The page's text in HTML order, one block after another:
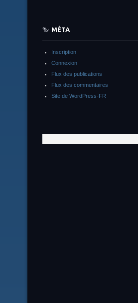
MÉTA
Inscription
Connexion
Flux des publications
Flux des commentaires
Site de WordPress-FR